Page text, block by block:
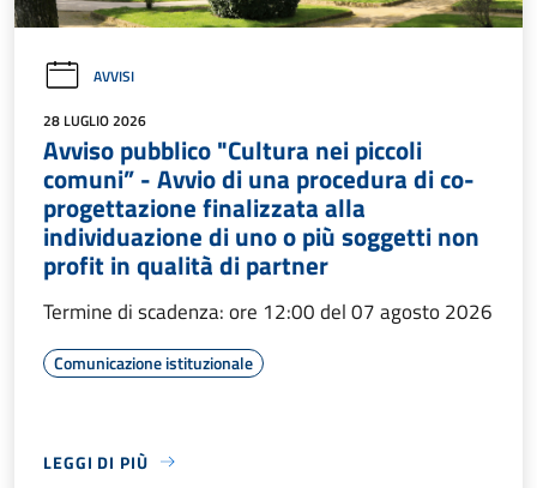
AVVISI
28 LUGLIO 2026
Avviso pubblico "Cultura nei piccoli
comuni” - Avvio di una procedura di co-
progettazione finalizzata alla
individuazione di uno o più soggetti non
profit in qualità di partner
Termine di scadenza: ore 12:00 del 07 agosto 2026
Comunicazione istituzionale
LEGGI DI PIÙ